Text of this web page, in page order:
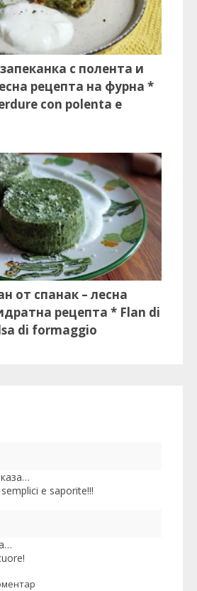
с полента и
рецепта на фурна *
con polenta e
от спанак – лесна
рецепта * Flan di
di formaggio
каза…
e saporite!!!